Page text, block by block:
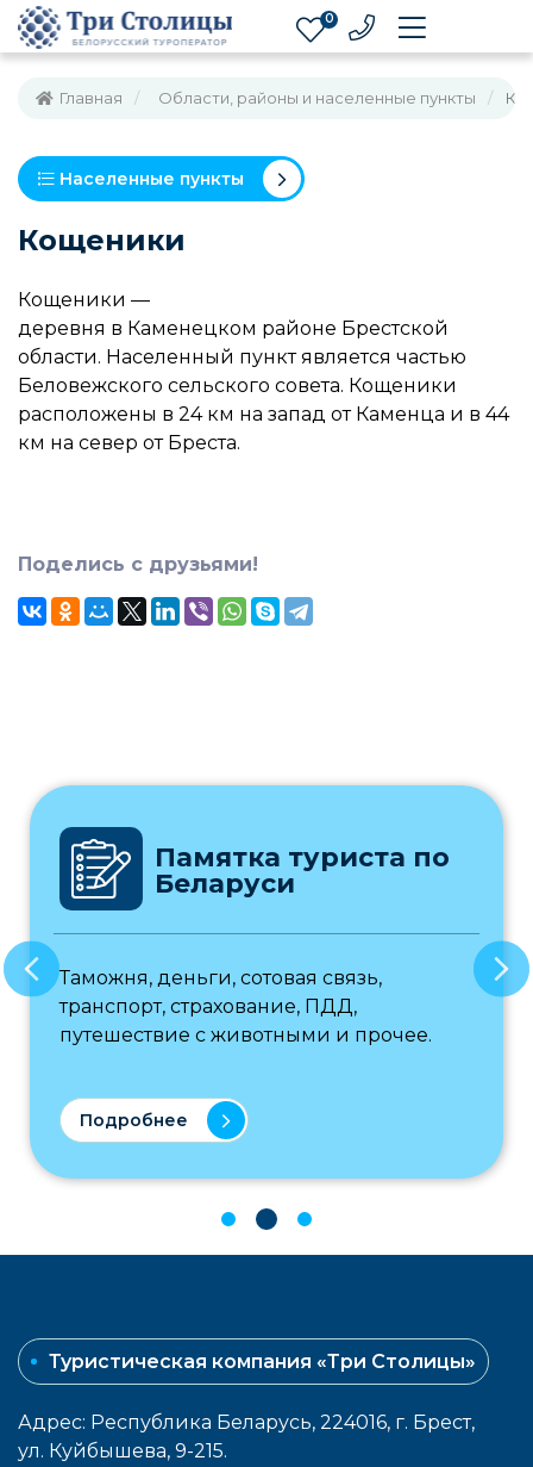
0
Главная Области, районы и населенные пункты
Населенные пункты
Кощеники
Кощеники —
деревня в Каменецком районе Брестской
области. Населенный пункт является частью
Беловежского сельского совета. Кощеники
расположены в 24 км на запад от Каменца и в 44
км на север от Бреста.
Поделись с друзьями!
Памятка туриста по
Беларуси
Таможня, деньги, сотовая связь,
транспорт, страхование, ПДД,
путешествие с животными и прочее.
Подробнее
Туристическая компания «Три Столицы»
Адрес: Республика Беларусь, 224016, г. Брест,
ул. Куйбышева, 9-215.